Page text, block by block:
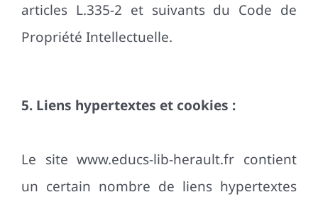
articles L.335-2 et suivants du Code de
Propriété Intellectuelle.
5. Liens hypertextes et cookies :
Le site www.educs-lib-herault.fr contient
un certain nombre de liens hypertextes